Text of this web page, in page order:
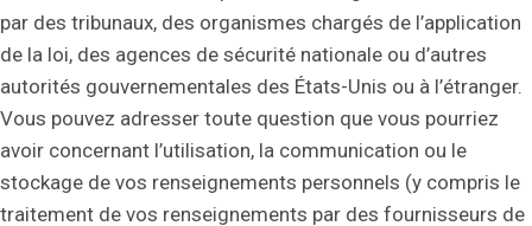
par des tribunaux, des organismes chargés de l’application
de la loi, des agences de sécurité nationale ou d’autres
autorités gouvernementales des États-Unis ou à l’étranger.
Vous pouvez adresser toute question que vous pourriez
avoir concernant l’utilisation, la communication ou le
stockage de vos renseignements personnels (y compris le
traitement de vos renseignements par des fournisseurs de